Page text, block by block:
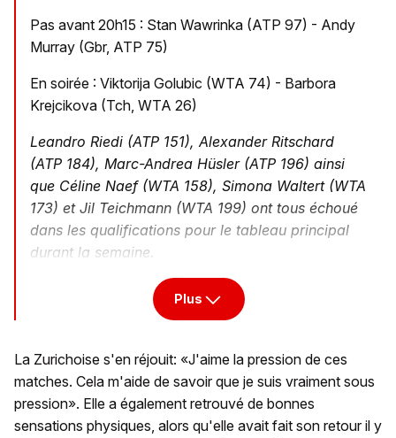
Pas avant 20h15 : Stan Wawrinka (ATP 97) - Andy
Murray (Gbr, ATP 75)
En soirée : Viktorija Golubic (WTA 74) - Barbora
Krejcikova (Tch, WTA 26)
Leandro Riedi (ATP 151), Alexander Ritschard
(ATP 184), Marc-Andrea Hüsler (ATP 196) ainsi
que Céline Naef (WTA 158), Simona Waltert (WTA
173) et Jil Teichmann (WTA 199) ont tous échoué
dans les qualifications pour le tableau principal
durant la semaine.
Plus
La Zurichoise s'en réjouit: «J'aime la pression de ces
matches. Cela m'aide de savoir que je suis vraiment sous
pression». Elle a également retrouvé de bonnes
sensations physiques, alors qu'elle avait fait son retour il y